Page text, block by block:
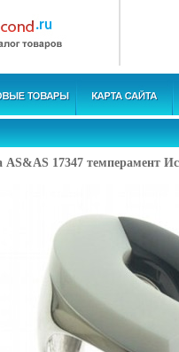
AS&AS 17347 темперамент